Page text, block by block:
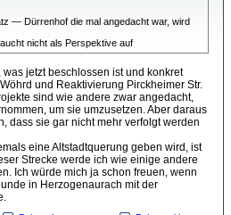
— Dürrenhof die mal angedacht war, wird
nicht als Perspektive auf
was jetzt beschlossen ist und konkret
und Reaktivierung Pirckheimer Str.
sind wie andere zwar angedacht,
um sie umzusetzen. Aber daraus
dass sie gar nicht mehr verfolgt werden
eine Altstadtquerung geben wird, ist
Strecke werde ich wie einige andere
Ich würde mich ja schon freuen, wenn
in Herzogenaurach mit der